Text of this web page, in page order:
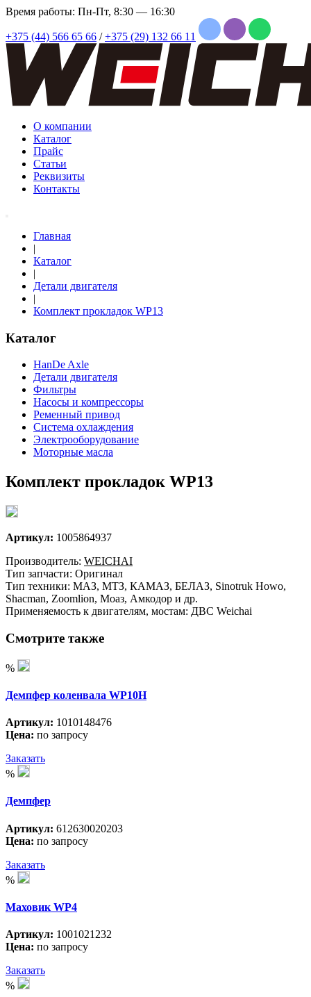
Время работы: Пн-Пт, 8:30 — 16:30
+375 (44) 566 65 66 / +375 (29) 132 66 11
О компании
Каталог
Прайс
Статьи
Реквизиты
Контакты
Главная
|
Каталог
|
Детали двигателя
|
Комплект прокладок WP13
Каталог
HanDe Axle
Детали двигателя
Фильтры
Насосы и компрессоры
Ременный привод
Система охлаждения
Электрооборудование
Моторные масла
Комплект прокладок WP13
Артикул: 1005864937
Производитель: WEICHAI
Тип запчасти: Оригинал
Тип техники: МАЗ, МТЗ, КАМАЗ, БЕЛАЗ, Sinotruk Howo,
Shacman, Zoomlion, Моаз, Амкодор и др.
Применяемость к двигателям, мостам: ДВС Weichai
Смотрите также
%
Демпфер коленвала WP10H
Артикул: 1010148476
Цена: по запросу
Заказать
%
Демпфер
Артикул: 612630020203
Цена: по запросу
Заказать
%
Маховик WP4
Артикул: 1001021232
Цена: по запросу
Заказать
%